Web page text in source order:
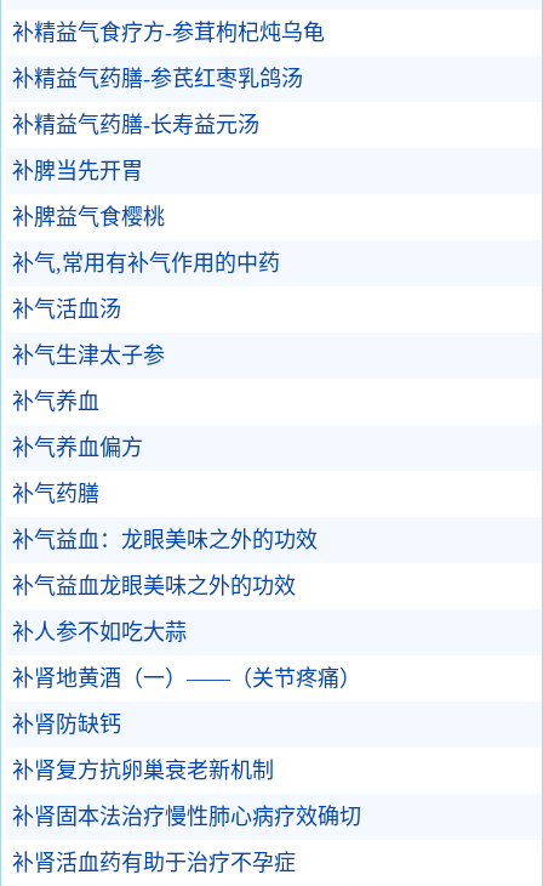
补精益气食疗方-参茸枸杞炖乌龟
补精益气药膳-参芪红枣乳鸽汤
补精益气药膳-长寿益元汤
补脾当先开胃
补脾益气食樱桃
补气,常用有补气作用的中药
补气活血汤
补气生津太子参
补气养血
补气养血偏方
补气药膳
补气益血：龙眼美味之外的功效
补气益血龙眼美味之外的功效
补人参不如吃大蒜
补肾地黄酒（一）——（关节疼痛）
补肾防缺钙
补肾复方抗卵巢衰老新机制
补肾固本法治疗慢性肺心病疗效确切
补肾活血药有助于治疗不孕症